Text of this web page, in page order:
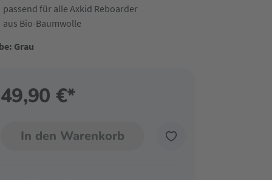
passend für alle Axkid Reboarder
aus Bio-Baumwolle
Grau
49,90 €*
In den Warenkorb